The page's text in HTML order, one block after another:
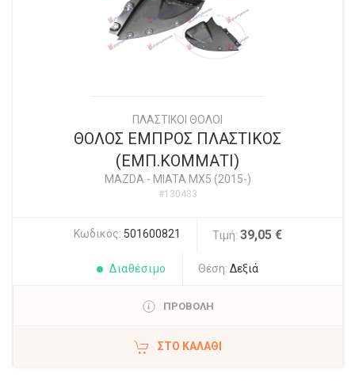
ΠΛΑΣΤΙΚΟΙ ΘΟΛΟΙ
ΘΟΛΟΣ ΕΜΠΡΟΣ ΠΛΑΣΤΙΚΟΣ
(EMΠ.ΚΟΜΜΑΤΙ)
MAZDA- MIATA MX5 (2015-)
#130433
Κωδικός: 501600821 Τιμή: 39,05 €
Διαθέσιμο Θέση: Δεξιά
ΠΡΟΒΟΛΗ
ΣΤΟ ΚΑΛΆΘΙ